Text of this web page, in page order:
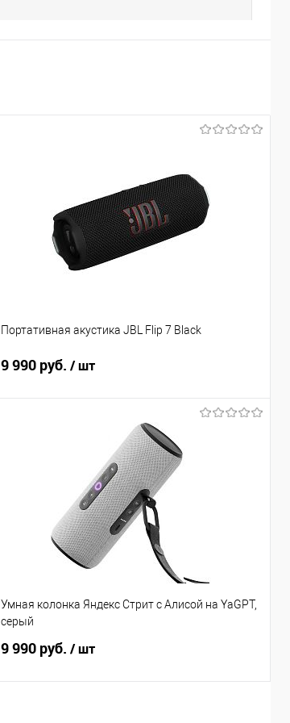
Портативная акустика JBL Flip 7 Black
9 990 руб. / шт
В корзину
Сравнение
В избранное
Умная колонка Яндекс Стрит с Алисой на YaGPT,
серый
9 990 руб. / шт